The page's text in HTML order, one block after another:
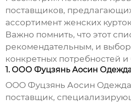
поставщиков,
ассортиментженских
Важно помнить, что этот
рекомендательным, и
конкретных потребностей
1. ООО Фуцзянь Аосин
ООО Фуцзянь Аосин
поставщик,